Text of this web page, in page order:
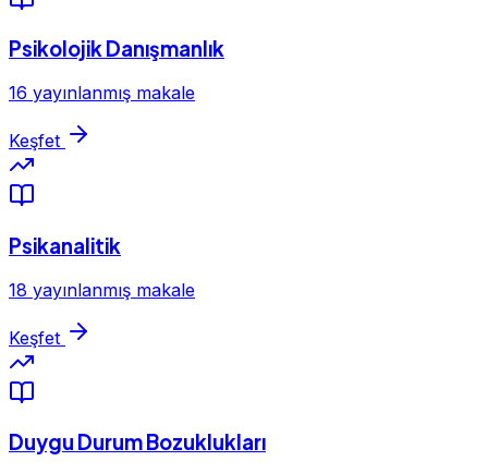
Psikolojik Danışmanlık
16 yayınlanmış makale
Keşfet
Psikanalitik
18 yayınlanmış makale
Keşfet
Duygu Durum Bozuklukları